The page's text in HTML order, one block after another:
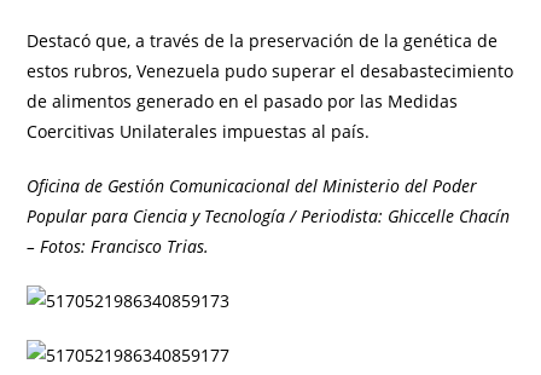
Destacó que, a través de la preservación de la genética de
estos rubros, Venezuela pudo superar el desabastecimiento
de alimentos generado en el pasado por las Medidas
Coercitivas Unilaterales impuestas al país.
Oficina de Gestión Comunicacional del Ministerio del Poder
Popular para Ciencia y Tecnología / Periodista: Ghiccelle Chacín
– Fotos: Francisco Trias.